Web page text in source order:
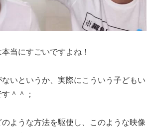
当にすごいですよね！
いというか、実際にこういう子どもい
＾＾；
ような方法を駆使し、このような映像